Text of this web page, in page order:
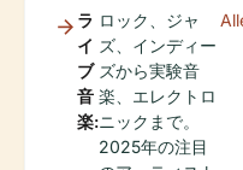
ラ
イ
ブ
音
楽:
ロック、ジャ
ズ、インディー
ズから実験音
楽、エレクトロ
ニックまで。
2025年の注目